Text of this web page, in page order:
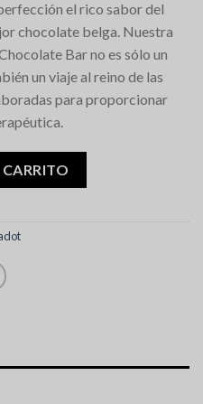
el rico sabor del
chocolate belga. Nuestra
Bar no es sólo un
un viaje al reino de las
para proporcionar
Bar cantidad